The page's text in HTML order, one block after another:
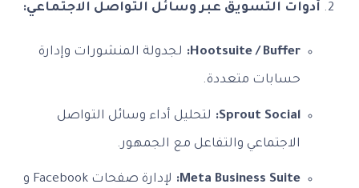
أدوات التسويق عبر وسائل التواصل الاجتماعي:
Hootsuite / Buffer: لجدولة المنشورات وإدارة
حسابات متعددة.
Sprout Social: لتحليل أداء وسائل التواصل
الاجتماعي والتفاعل مع الجمهور.
Meta Business Suite: لإدارة صفحات Facebook و